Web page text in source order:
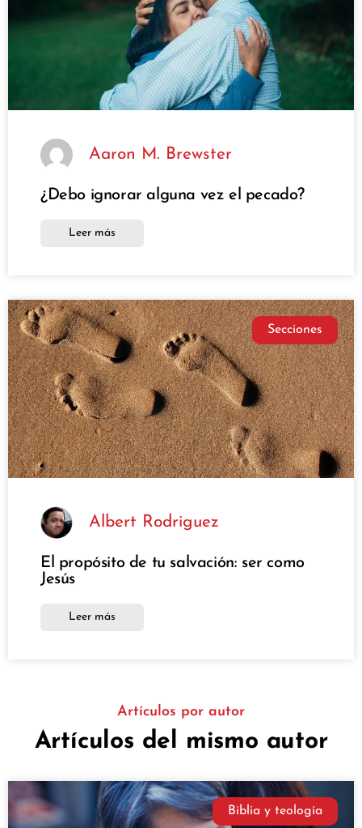
Aaron M. Brewster
¿Debo ignorar alguna vez el pecado?
Leer más
Secciones
Albert Rodriguez
El propósito de tu salvación: ser como
Jesús
Leer más
Artículos por autor
Artículos del mismo autor
Biblia y teología